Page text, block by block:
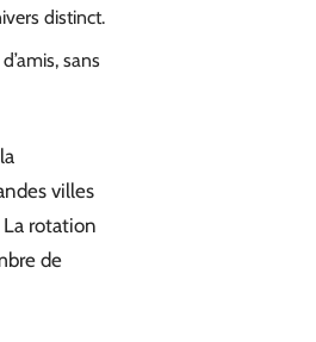
distinct.
sans
villes
La rotation
de